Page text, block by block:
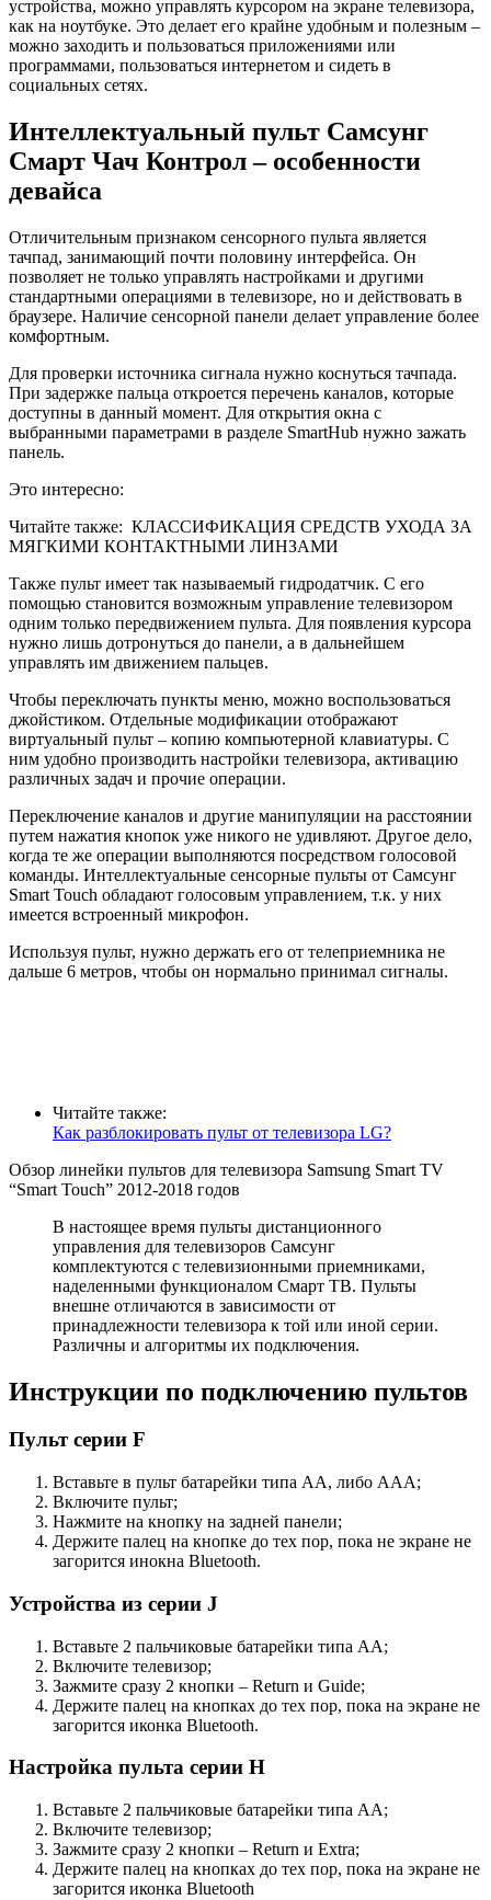
устройства, можно управлять курсором на экране телевизора,
как на ноутбуке. Это делает его крайне удобным и полезным –
можно заходить и пользоваться приложениями или
программами, пользоваться интернетом и сидеть в
социальных сетях.
Интеллектуальный пульт Самсунг
Смарт Чач Контрол – особенности
девайса
Отличительным признаком сенсорного пульта является
тачпад, занимающий почти половину интерфейса. Он
позволяет не только управлять настройками и другими
стандартными операциями в телевизоре, но и действовать в
браузере. Наличие сенсорной панели делает управление более
комфортным.
Для проверки источника сигнала нужно коснуться тачпада.
При задержке пальца откроется перечень каналов, которые
доступны в данный момент. Для открытия окна с
выбранными параметрами в разделе SmartHub нужно зажать
панель.
Это интересно:
Читайте также: КЛАССИФИКАЦИЯ СРЕДСТВ УХОДА ЗА
МЯГКИМИ КОНТАКТНЫМИ ЛИНЗАМИ
Также пульт имеет так называемый гидродатчик. С его
помощью становится возможным управление телевизором
одним только передвижением пульта. Для появления курсора
нужно лишь дотронуться до панели, а в дальнейшем
управлять им движением пальцев.
Чтобы переключать пункты меню, можно воспользоваться
джойстиком. Отдельные модификации отображают
виртуальный пульт – копию компьютерной клавиатуры. С
ним удобно производить настройки телевизора, активацию
различных задач и прочие операции.
Переключение каналов и другие манипуляции на расстоянии
путем нажатия кнопок уже никого не удивляют. Другое дело,
когда те же операции выполняются посредством голосовой
команды. Интеллектуальные сенсорные пульты от Самсунг
Smart Touch обладают голосовым управлением, т.к. у них
имеется встроенный микрофон.
Используя пульт, нужно держать его от телеприемника не
дальше 6 метров, чтобы он нормально принимал сигналы.
Читайте также:
Как разблокировать пульт от телевизора LG?
Обзор линейки пультов для телевизора Samsung Smart TV
“Smart Touch” 2012-2018 годов
В настоящее время пульты дистанционного
управления для телевизоров Самсунг
комплектуются с телевизионными приемниками,
наделенными функционалом Смарт ТВ. Пульты
внешне отличаются в зависимости от
принадлежности телевизора к той или иной серии.
Различны и алгоритмы их подключения.
Инструкции по подключению пультов
Пульт серии F
Вставьте в пульт батарейки типа АА, либо ААА;
Включите пульт;
Нажмите на кнопку на задней панели;
Держите палец на кнопке до тех пор, пока не экране не
загорится инокна Bluetooth.
Устройства из серии J
Вставьте 2 пальчиковые батарейки типа АА;
Включите телевизор;
Зажмите сразу 2 кнопки – Return и Guide;
Держите палец на кнопках до тех пор, пока на экране не
загорится иконка Bluetooth.
Настройка пульта серии H
Вставьте 2 пальчиковые батарейки типа АА;
Включите телевизор;
Зажмите сразу 2 кнопки – Return и Extra;
Держите палец на кнопках до тех пор, пока на экране не
загорится иконка Bluetooth